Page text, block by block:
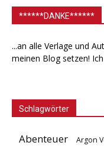
******DANKE******
...an alle Verlage und
meinen Blog setzen!
Schlagwörter
Abenteuer Argon